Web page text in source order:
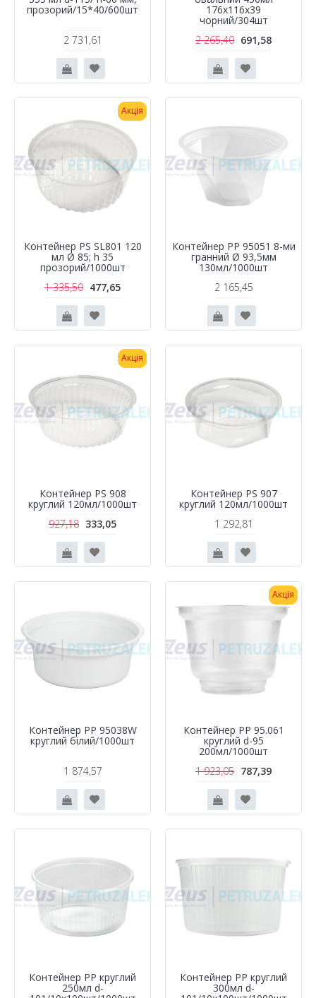
прозорий/15*40/600шт
2 731,61
176х116х39
чорний/304шт
2 265,40 691,58
Акція
Контейнер PS SL801 120
мл Ø 85; h 35
прозорий/1000шт
1 335,50 477,65
Контейнер РР 95051 8-ми
гранний Ø 93,5мм
130мл/1000шт
2 165,45
Акція
Контейнер PS 908
круглий 120мл/1000шт
927,18 333,05
Контейнер PS 907
круглий 120мл/1000шт
1 292,81
Контейнер РР 95038W
круглий білий/1000шт
1 874,57
Акція
Контейнер РР 95.061
круглий d-95
200мл/1000шт
1 923,05 787,39
Контейнер РР круглий
250мл d-
Контейнер РР круглий
300мл d-